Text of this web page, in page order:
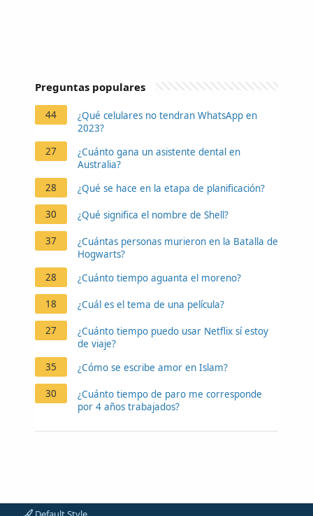
Preguntas populares
44
¿Qué celulares no tendran WhatsApp en
2023?
27
¿Cuánto gana un asistente dental en
Australia?
28
¿Qué se hace en la etapa de planificación?
30 ¿Qué significa el nombre de Shell?
37
¿Cuántas personas murieron en la Batalla de
Hogwarts?
28
¿Cuánto tiempo aguanta el moreno?
18 ¿Cuál es el tema de una película?
27
¿Cuánto tiempo puedo usar Netflix sí estoy
de viaje?
35
¿Cómo se escribe amor en Islam?
30
¿Cuánto tiempo de paro me corresponde
por 4 años trabajados?